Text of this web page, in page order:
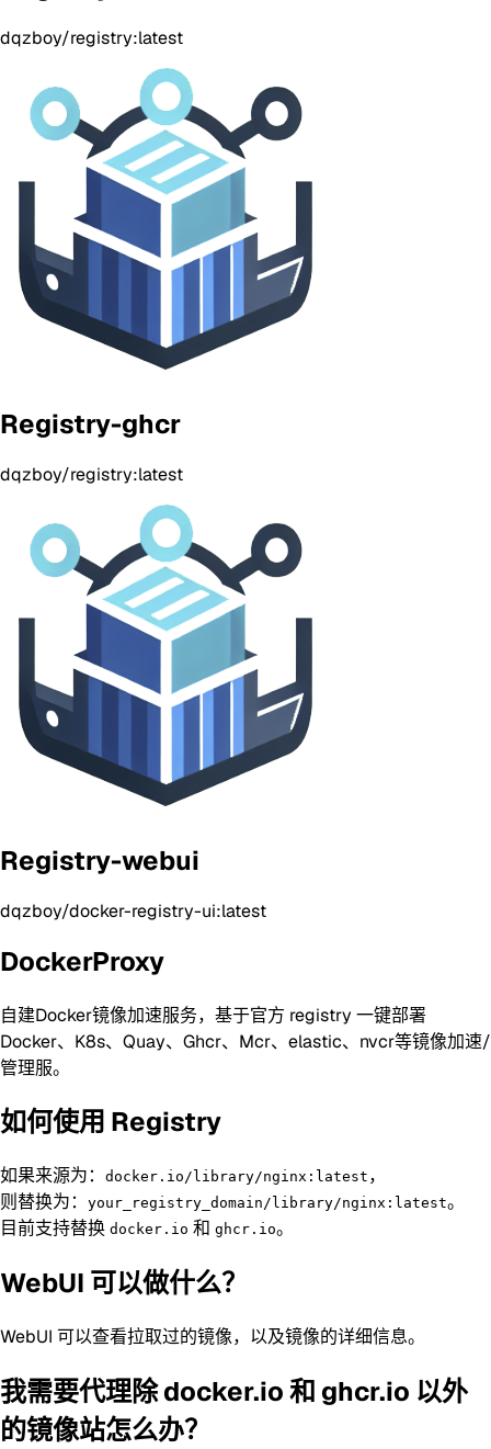
dqzboy/registry:latest
Registry-ghcr
dqzboy/registry:latest
Registry-webui
dqzboy/docker-registry-ui:latest
DockerProxy
自建Docker镜像加速服务，基于官方 registry 一键部署
Docker、K8s、Quay、Ghcr、Mcr、elastic、nvcr等镜像加速/
管理服。
如何使用 Registry
如果来源为： docker.io/library/nginx:latest ，
则替换为：
your_registry_domain/library/nginx:latest。
目前支持替换 docker.io 和 ghcr.io。
WebUI 可以做什么？
WebUI 可以查看拉取过的镜像，以及镜像的详细信息。
我需要代理除 docker.io 和 ghcr.io 以外
的镜像站怎么办？